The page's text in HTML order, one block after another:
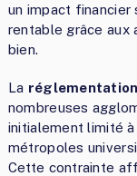
un impact
rentable grâce aux
bien.
La
nombreuses
initialement limité
métropoles
Cette contrainte